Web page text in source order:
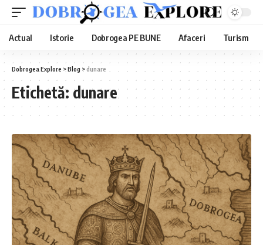
Actual Istorie Dobrogea PE BUNE Afaceri Turism
Dobrogea Explore >Blog >dunare
Etichetă: dunare